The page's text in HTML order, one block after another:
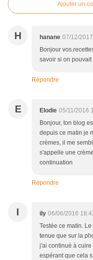
Ajouter un
H hanane 07/12/
Bonjour vos
savoir si on
Répondre
E Elodie 05/11/2016
Bonjour, ton blog
depuis ce matin je
crèmes, il me
s'appelle une
continuation
Répondre
I ily 06/06/2016
Testée ce matin.
tenue que sur la
j'ai continué à
espérant que cela